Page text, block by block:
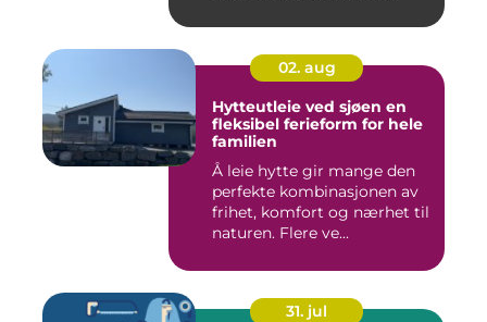
02. aug
Hytteutleie ved sjøen en
fleksibel ferieform for hele
familien
Å leie hytte gir mange den
perfekte kombinasjonen av
frihet, komfort og nærhet til
naturen. Flere ve...
31. jul